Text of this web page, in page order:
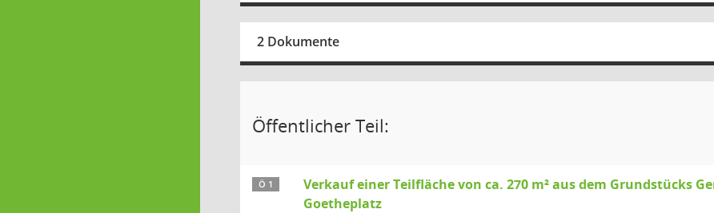
2 Dokumente
Öffentlicher Teil:
Ö 1
Verkauf einer Teilfläche von ca. 270 m² aus dem Grundstücks
Goetheplatz